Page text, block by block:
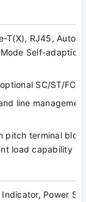
T(X), RJ45,
Self-
SC/ST/FC
line
pitch terminal
load capability is
Power